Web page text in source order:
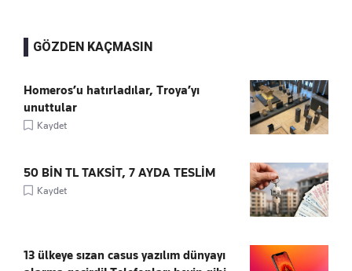
GÖZDEN KAÇMASIN
Homeros’u hatırladılar, Troya’yı
unuttular
Kaydet
50 BİN TL TAKSİT, 7 AYDA TESLİM
Kaydet
13 ülkeye sızan casus yazılım dünyayı